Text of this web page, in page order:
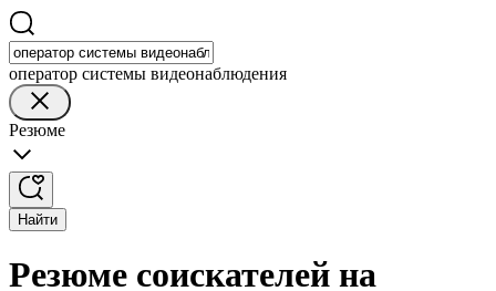
оператор системы видеонаблюдения
Резюме
Найти
Резюме соискателей на